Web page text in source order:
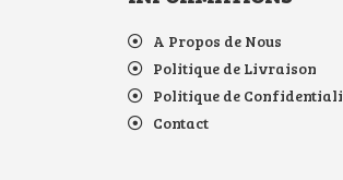
A Propos de Nous
Politique de Livraison
Politique de
Contact